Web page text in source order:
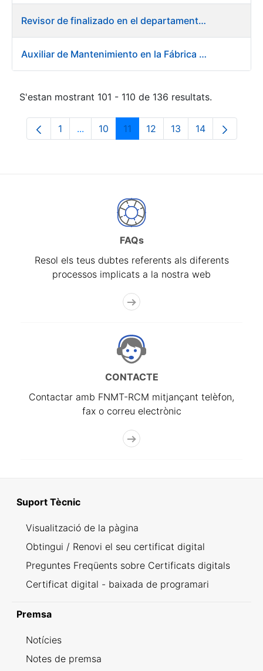
Revisor de finalizado en el departamento Fábrica de Papel - Burgos
Auxiliar de Mantenimiento en la Fábrica de Papel de Burgos
S'estan mostrant 101 - 110 de 136 resultats.
Pàgina
1 ...Pàgines intermèdies Utilitzeu TAB per
Pàgina
10 Pàgina
11 Pàgina
12 Pàgina
13 Pàgina
14
FAQs
Resol els teus dubtes referents als diferents
processos implicats a la nostra web
CONTACTE
Contactar amb FNMT-RCM mitjançant telèfon,
fax o correu electrònic
Suport Tècnic
Visualització de la pàgina
Obtingui / Renovi el seu certificat digital
Preguntes Freqüents sobre Certificats digitals
Certificat digital - baixada de programari
Premsa
Notícies
Notes de premsa